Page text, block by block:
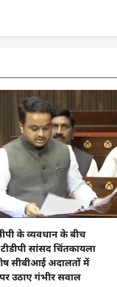
के व्यवधान के बीच
सांसद चिंतकायला
सीबीआई अदालतों में
पर उठाए गंभीर सवाल